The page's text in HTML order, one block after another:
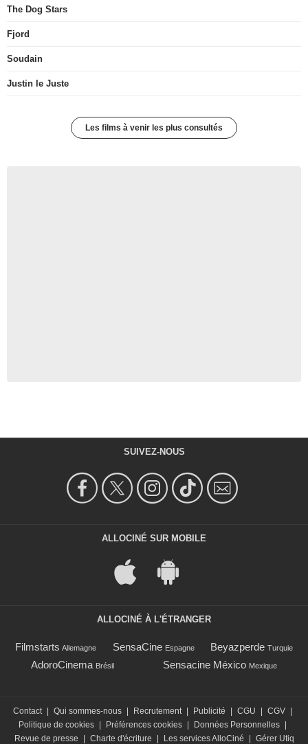
The Dog Stars
Fjord
Soudain
Justin le Juste
Les films à venir les plus consultés
SUIVEZ-NOUS
ALLOCINÉ SUR MOBILE
ALLOCINÉ À L'ÉTRANGER
Filmstarts Allemagne SensaCine Espagne Beyazperde Turquie
AdoroCinema Brésil Sensacine México Mexique
Contact | Qui sommes-nous | Recrutement | Publicité | CGU | CGV |
Politique de cookies | Préférences cookies | Données Personnelles |
Revue de presse
| Charte d'écriture | Les services AlloCiné | Gérer Utiq